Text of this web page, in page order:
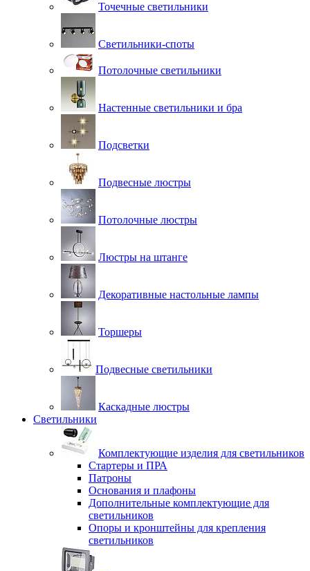
Точечные светильники
Светильники-споты
Потолочные светильники
Настенные светильники и бра
Подсветки
Подвесные люстры
Потолочные люстры
Люстры на штанге
Декоративные настольные лампы
Торшеры
Подвесные светильники
Каскадные люстры
Светильники
Комплектующие изделия для светильников
Стартеры и ПРА
Патроны
Основания и плафоны
Дополнительные комплектующие для
светильников
Опоры и кронштейны для крепления
светильников